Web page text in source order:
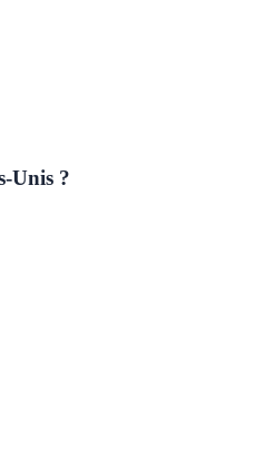
Unis ?